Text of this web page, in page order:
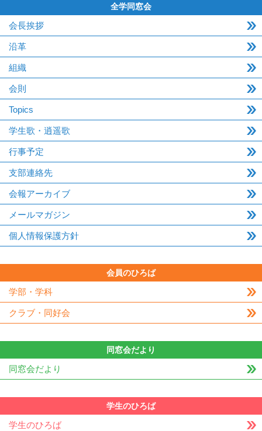
全学同窓会
会長挨拶
沿革
組織
会則
Topics
学生歌・逍遥歌
行事予定
支部連絡先
会報アーカイブ
メールマガジン
個人情報保護方針
会員のひろば
学部・学科
クラブ・同好会
同窓会だより
同窓会だより
学生のひろば
学生のひろば